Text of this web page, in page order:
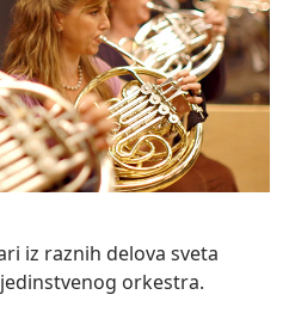
iz raznih delova sveta
orkestra.